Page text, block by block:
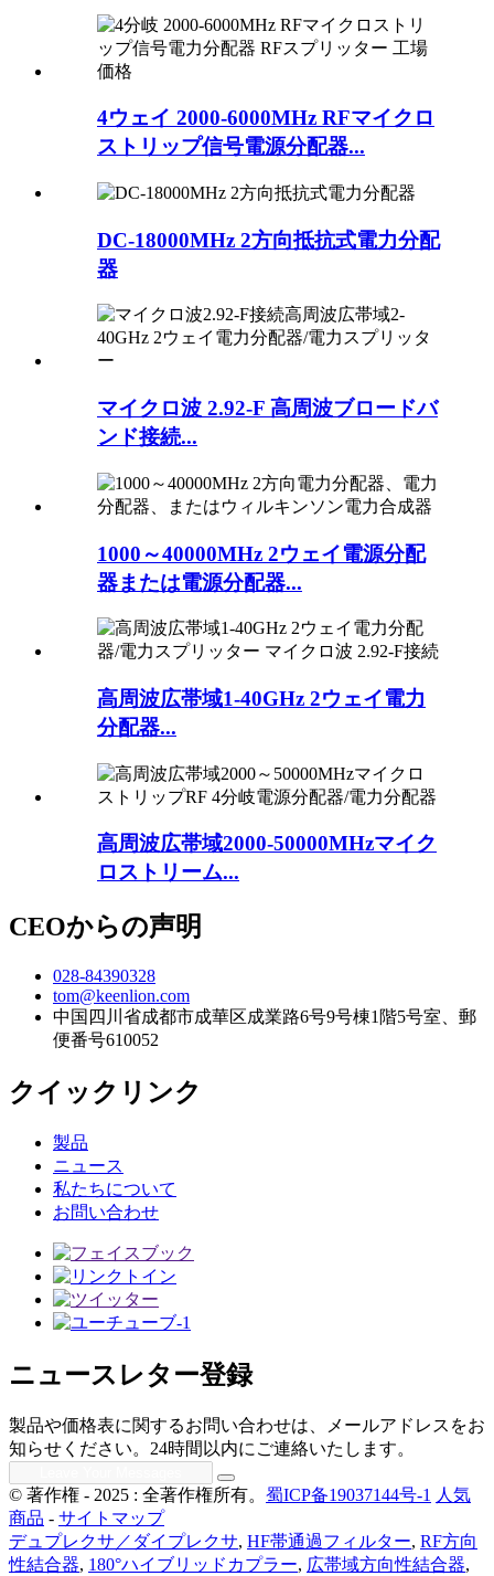
4ウェイ 2000-6000MHz RFマイクロ
ストリップ信号電源分配器...
DC-18000MHz 2方向抵抗式電力分配
器
マイクロ波 2.92-F 高周波ブロードバ
ンド接続...
1000～40000MHz 2ウェイ電源分配
器または電源分配器...
高周波広帯域1-40GHz 2ウェイ電力
分配器...
高周波広帯域2000-50000MHzマイク
ロストリーム...
CEOからの声明
028-84390328
tom@keenlion.com
中国四川省成都市成華区成業路6号9号棟1階5号室、郵
便番号610052
クイックリンク
製品
ニュース
私たちについて
お問い合わせ
ニュースレター登録
製品や価格表に関するお問い合わせは、メールアドレスをお
知らせください。24時間以内にご連絡いたします。
© 著作権 - 2025 : 全著作権所有。 蜀ICP备19037144号-1 人気
商品 - サイトマップ
デュプレクサ／ダイプレクサ, HF帯通過フィルター, RF方向
性結合器, 180°ハイブリッドカプラー, 広帯域方向性結合器,